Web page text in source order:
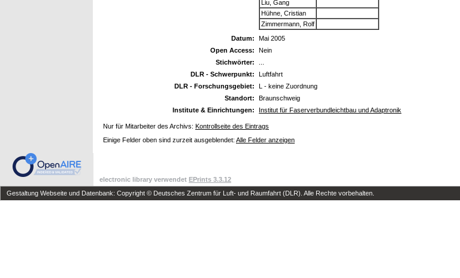
Liu, Gang
Hühne, Cristian
Zimmermann, Rolf
Datum:
Mai 2005
Open Access:
Nein
Stichwörter:
DLR - Schwerpunkt:
Luftfahrt
DLR - Forschungsgebiet:
L - keine Zuordnung
Standort:
Braunschweig
Institute & Einrichtungen:
Institut für Faserverbundleichtbau und Adaptronik
Nur für Mitarbeiter des Archivs: Kontrollseite des Eintrags
Einige Felder oben sind zurzeit ausgeblendet: Alle Felder anzeigen
electronic library verwendet EPrints 3.3.12
Gestaltung Webseite und Datenbank: Copyright © Deutsches Zentrum für Luft- und Raumfahrt (DLR). Alle Rechte vorbehalten.